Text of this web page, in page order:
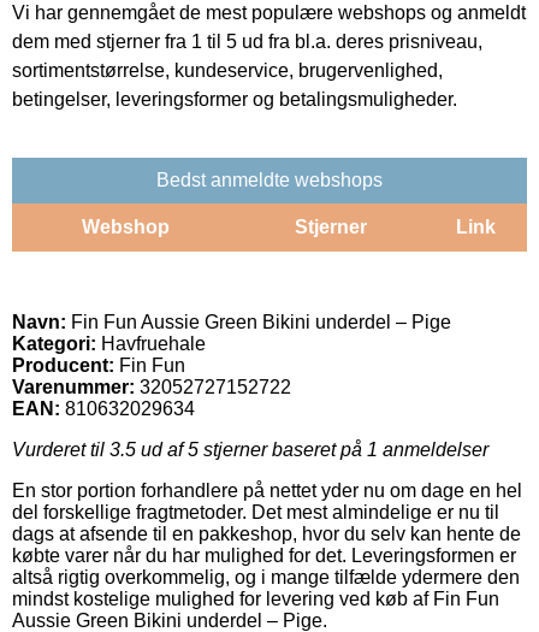
Vi har gennemgået de mest populære webshops og anmeldt
dem med stjerner fra 1 til 5 ud fra bl.a. deres prisniveau,
sortimentstørrelse, kundeservice, brugervenlighed,
betingelser, leveringsformer og betalingsmuligheder.
Bedst anmeldte webshops
Webshop Stjerner Link
Navn: Fin Fun Aussie Green Bikini underdel – Pige
Kategori: Havfruehale
Producent: Fin Fun
Varenummer: 32052727152722
EAN: 810632029634
Vurderet til 3.5 ud af 5 stjerner baseret på 1 anmeldelser
En stor portion forhandlere på nettet yder nu om dage en hel
del forskellige fragtmetoder. Det mest almindelige er nu til
dags at afsende til en pakkeshop, hvor du selv kan hente de
købte varer når du har mulighed for det. Leveringsformen er
altså rigtig overkommelig, og i mange tilfælde ydermere den
mindst kostelige mulighed for levering ved køb af Fin Fun
Aussie Green Bikini underdel – Pige.